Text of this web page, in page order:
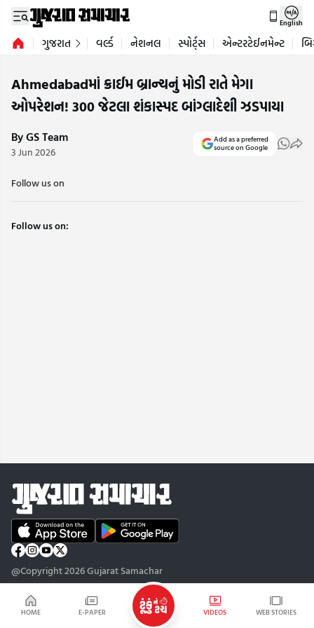
HOME E-PAPER VIDEOS WEB STORIES
English
ગુજરાત વર્લ્ડ નેશનલ સ્પોર્ટ્સ એન્ટરટેઈનમેન્ટ
Ahmedabadમાં ક્રાઈમ બ્રાન્ચનું મોડી રાતે મેગા
ઓપરેશન! 300 જેટલા શંકાસ્પદ બાંગ્લાદેશી ઝડપાયા
By GS Team
3 Jun 2026
Add as a preferred
source on Google
Follow us on
Follow us on:
@Copyright 2026 Gujarat Samachar